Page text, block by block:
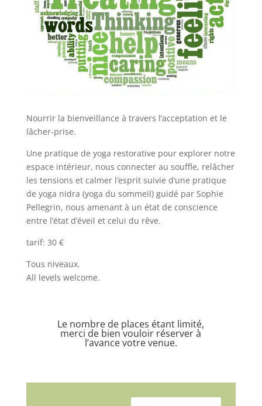
Nourrir la bienveillance à travers l’acceptation et le
lâcher-prise.
Une pratique de yoga restorative pour explorer notre
espace intérieur, nous connecter au souffle, relâcher
les tensions et calmer l’esprit suivie d’une pratique
de yoga nidra (yoga du sommeil) guidé par Sophie
Pellegrin, nous amenant à un état de conscience
entre l’état d’éveil et celui du rêve.
tarif: 30 €
Tous niveaux.
All levels welcome.
Le nombre de places étant limité,
merci de bien vouloir réserver à
l’avance votre venue.